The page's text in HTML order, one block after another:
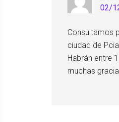
02/
Consultamos
ciudad de
Habrán entre
muchas